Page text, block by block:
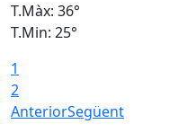
T.Màx: 36°
T.Min: 25°
1
2
AnteriorSegüent